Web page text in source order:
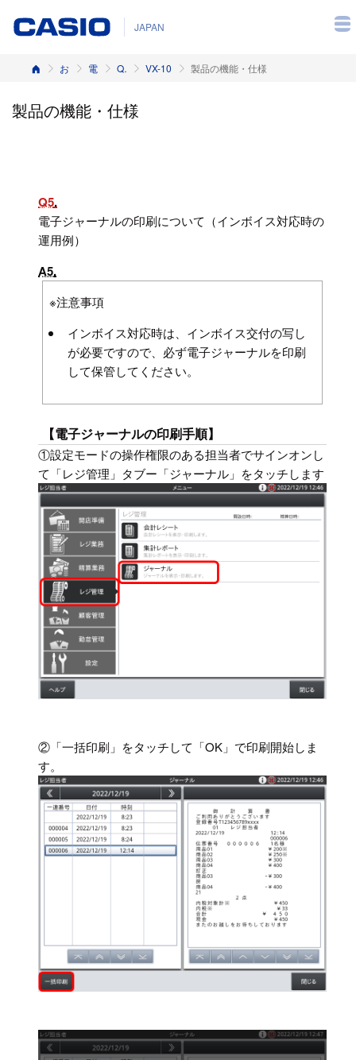
JAPAN
ホーム お客様サポート 電子レジスター Q&A（よくある質問と答え） VX-10 製品の機能・仕様
製品の機能・仕様
Q5
電子ジャーナルの印刷について（インボイス対応時の
運用例）
A5
※注意事項
インボイス対応時は、インボイス交付の写し
が必要ですので、必ず電子ジャーナルを印刷
して保管してください。
【電子ジャーナルの印刷手順】
①設定モードの操作権限のある担当者でサインオンし
て「レジ管理」タブー「ジャーナル」をタッチします
②「一括印刷」をタッチして「OK」で印刷開始しま
す。